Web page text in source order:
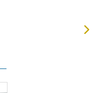
kostet knapp eine